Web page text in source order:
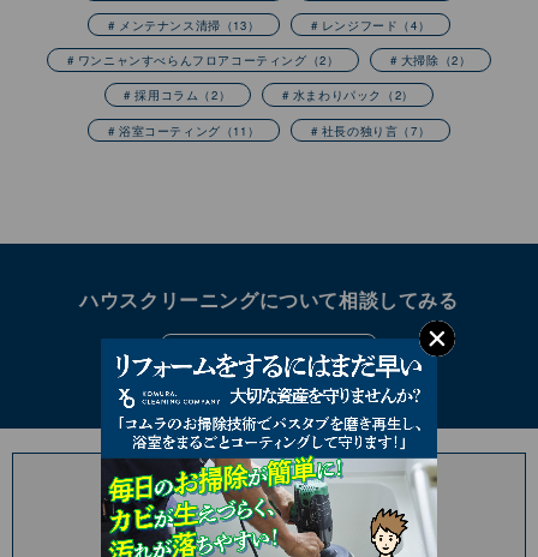
# メンテナンス清掃 （13） # レンジフード （4）
# ワンニャンすべらんフロアコーティング （2） # 大掃除 （2）
# 採用コラム （2） # 水まわりパック （2）
# 浴室コーティング （11） # 社長の独り言 （7）
ハウスクリーニングについて相談してみる